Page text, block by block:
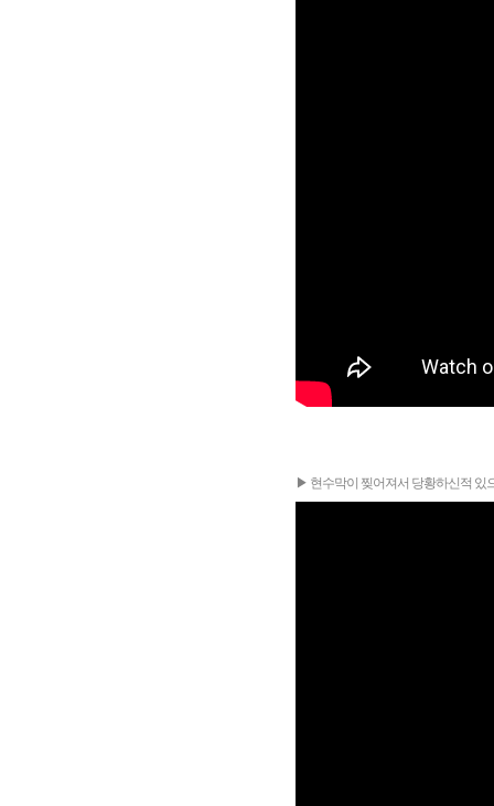
▶ 현수막이 찢어져서 당황하신적 있